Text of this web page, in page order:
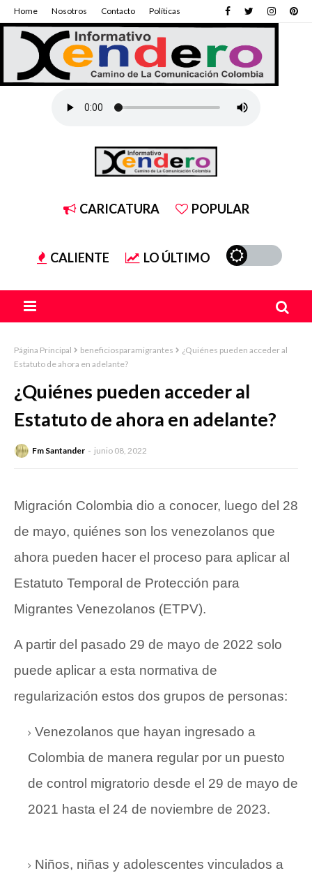
Home Nosotros Contacto Políticas
CARICATURA POPULAR
CALIENTE LO ÚLTIMO
Página Principal beneficiosparamigrantes
¿Quiénes pueden acceder al
Estatuto de ahora en adelante?
¿Quiénes pueden acceder al
Estatuto de ahora en adelante?
Fm Santander junio 08, 2022
Migración Colombia dio a conocer, luego del 28
de mayo, quiénes son los venezolanos que
ahora pueden hacer el proceso para aplicar al
Estatuto Temporal de Protección para
Migrantes Venezolanos (ETPV).
A partir del pasado 29 de mayo de 2022 solo
puede aplicar a esta normativa de
regularización estos dos grupos de personas:
Venezolanos que hayan ingresado a
Colombia de manera regular por un puesto
de control migratorio desde el 29 de mayo de
2021 hasta el 24 de noviembre de 2023.
Niños, niñas y adolescentes vinculados a